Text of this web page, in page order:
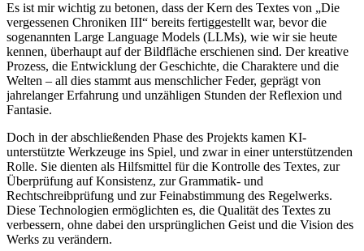
Es ist mir wichtig zu betonen, dass der Kern des Textes von „Die
vergessenen Chroniken III“ bereits fertiggestellt war, bevor die
sogenannten Large Language Models (LLMs), wie wir sie heute
kennen, überhaupt auf der Bildfläche erschienen sind. Der kreative
Prozess, die Entwicklung der Geschichte, die Charaktere und die
Welten – all dies stammt aus menschlicher Feder, geprägt von
jahrelanger Erfahrung und unzähligen Stunden der Reflexion und
Fantasie.
Doch in der abschließenden Phase des Projekts kamen KI-
unterstützte Werkzeuge ins Spiel, und zwar in einer unterstützenden
Rolle. Sie dienten als Hilfsmittel für die Kontrolle des Textes, zur
Überprüfung auf Konsistenz, zur Grammatik- und
Rechtschreibprüfung und zur Feinabstimmung des Regelwerks.
Diese Technologien ermöglichten es, die Qualität des Textes zu
verbessern, ohne dabei den ursprünglichen Geist und die Vision des
Werks zu verändern.